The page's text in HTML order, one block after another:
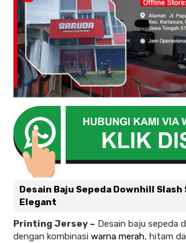
Desain Baju Sepeda Downhill Slash
Elegant
Printing Jersey – Desain baju sepeda
dengan kombinasi warna merah, hitam